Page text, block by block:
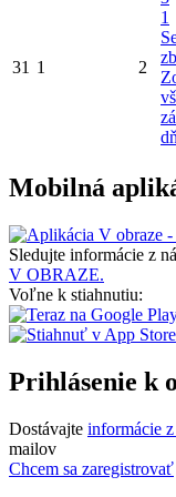
31 1 2
1
Mobilná
Sledujte informácie z
V OBRAZE.
Voľne k stiahnutiu:
Prihlásenie k
Dostávajte informácie
mailov
Chcem sa zaregistrovať